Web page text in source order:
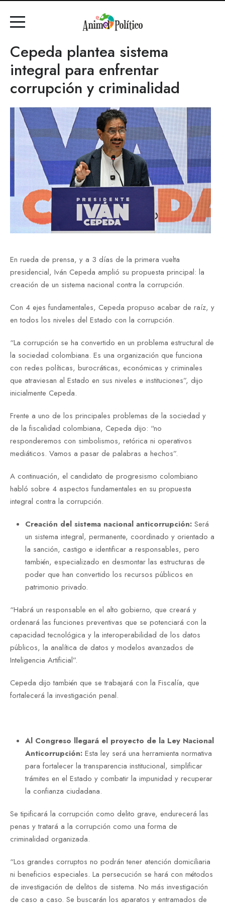
Cepeda plantea sistema
integral para enfrentar
corrupción y criminalidad
En rueda de prensa, y a 3 días de la primera vuelta
presidencial, Iván Cepeda amplió su propuesta principal: la
creación de un sistema nacional contra la corrupción.
Con 4 ejes fundamentales, Cepeda propuso acabar de raíz, y
en todos los niveles del Estado con la corrupción.
“La corrupción se ha convertido en un problema estructural de
la sociedad colombiana. Es una organización que funciona
con redes políticas, burocráticas, económicas y criminales
que atraviesan al Estado en sus niveles e instituciones”, dijo
inicialmente Cepeda.
Frente a uno de los principales problemas de la sociedad y
de la fiscalidad colombiana, Cepeda dijo: “no
responderemos con simbolismos, retórica ni operativos
mediáticos. Vamos a pasar de palabras a hechos”.
A continuación, el candidato de progresismo colombiano
habló sobre 4 aspectos fundamentales en su propuesta
integral contra la corrupción.
Creación del sistema nacional anticorrupción: Será
un sistema integral, permanente, coordinado y orientado a
la sanción, castigo e identificar a responsables, pero
también, especializado en desmontar las estructuras de
poder que han convertido los recursos públicos en
patrimonio privado.
“Habrá un responsable en el alto gobierno, que creará y
ordenará las funciones preventivas que se potenciará con la
capacidad tecnológica y la interoperabilidad de los datos
públicos, la analítica de datos y modelos avanzados de
Inteligencia Artificial”.
Cepeda dijo también que se trabajará con la Fiscalía, que
fortalecerá la investigación penal.
Al Congreso llegará el proyecto de la Ley Nacional
Anticorrupción: Esta ley será una herramienta normativa
para fortalecer la transparencia institucional, simplificar
trámites en el Estado y combatir la impunidad y recuperar
la confianza ciudadana.
Se tipificará la corrupción como delito grave, endurecerá las
penas y tratará a la corrupción como una forma de
criminalidad organizada.
“Los grandes corruptos no podrán tener atención domiciliaria
ni beneficios especiales. La persecución se hará con métodos
de investigación de delitos de sistema. No más investigación
de caso a caso. Se buscarán los aparatos y entramados de